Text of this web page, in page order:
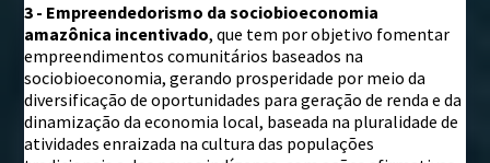
3 - Empreendedorismo da sociobioeconomia
amazônica incentivado, que tem por objetivo fomentar
empreendimentos comunitários baseados na
sociobioeconomia, gerando prosperidade por meio da
diversificação de oportunidades para geração de renda e da
dinamização da economia local, baseada na pluralidade de
atividades enraizada na cultura das populações